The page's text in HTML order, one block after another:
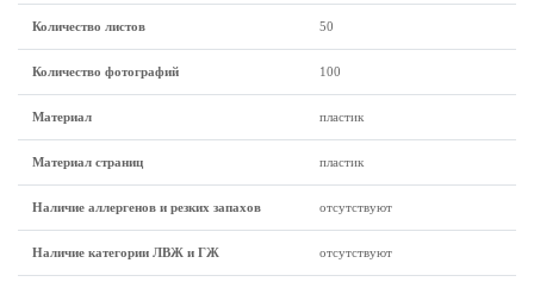
Количество листов 50
Количество фотографий 100
Материал пластик
Материал страниц пластик
Наличие аллергенов и резких запахов отсутствуют
Наличие категории ЛВЖ и ГЖ отсутствуют